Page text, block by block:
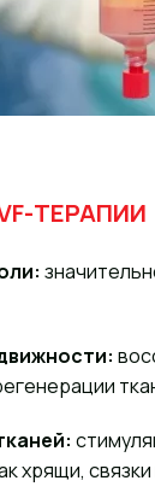
ТЕРАПИИ
хрящи,